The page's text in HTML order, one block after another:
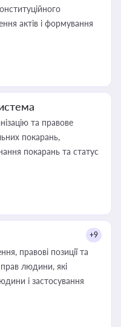
актів і формування
та правове
покарань,
покарань та статус
+9
правові позиції та
людини, які
і застосування